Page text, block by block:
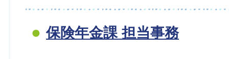
保険年金課 担当事務